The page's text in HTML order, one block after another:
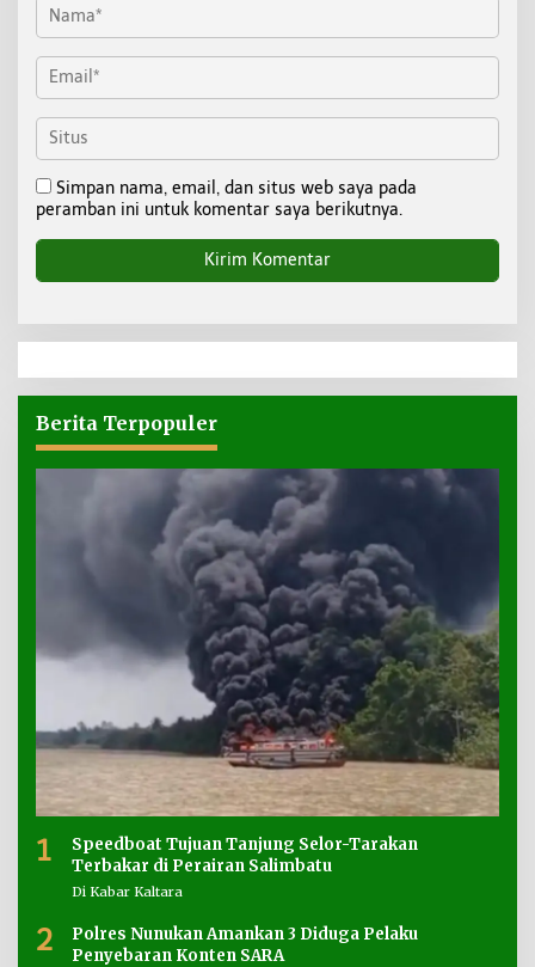
Simpan nama, email, dan situs web saya pada
peramban ini untuk komentar saya berikutnya.
Berita Terpopuler
1
Speedboat Tujuan Tanjung Selor-Tarakan
Terbakar di Perairan Salimbatu
Di Kabar Kaltara
2
Polres Nunukan Amankan 3 Diduga Pelaku
Penyebaran Konten SARA